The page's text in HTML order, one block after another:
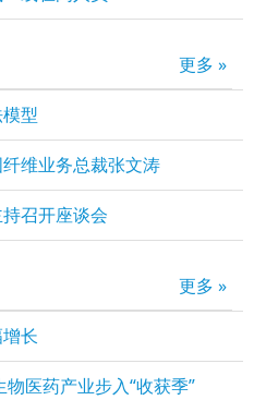
更多 »
型
维业务总裁张文涛
召开座谈会
更多 »
长
医药产业步入“收获季”